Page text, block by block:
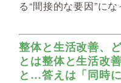
る“間接的な要因”にな
整体と生活改善、
とは整体と生活改
と…答えは「同時